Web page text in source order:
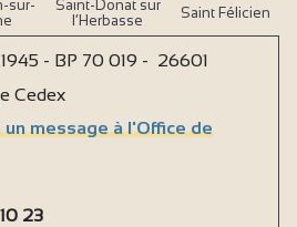
sur-
Saint-Donat sur
l’Herbasse
Saint Félicien
- BP 70 019 - 26601
Cedex
un message à l'Office de
23